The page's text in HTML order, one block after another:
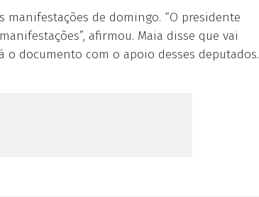
manifestações de domingo. “O presidente
afirmou. Maia disse que vai
o documento com o apoio desses deputados.